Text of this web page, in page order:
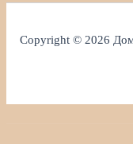
Copyright © 2026